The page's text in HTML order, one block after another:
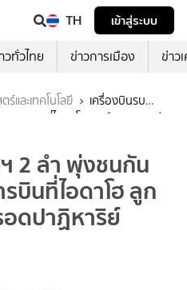
TH
เข้าสู่ระบบ
วทั่วไทย ข่าวการเมือง ข่าว
และเทคโนโลยี
เครื่องบินรบ
การบินที่ไอดาโฮ ลูกเรือ 4 นาย ดีด
2 ลำ พุ่งชนกัน
บินที่ไอดาโฮ ลูก
อดปาฏิหาริย์